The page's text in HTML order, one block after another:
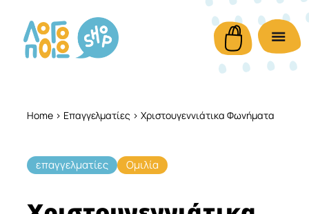
Home > Επαγγελματίες > Χριστουγεννιάτικα Φωνήματα
επαγγελματίες Ομιλία